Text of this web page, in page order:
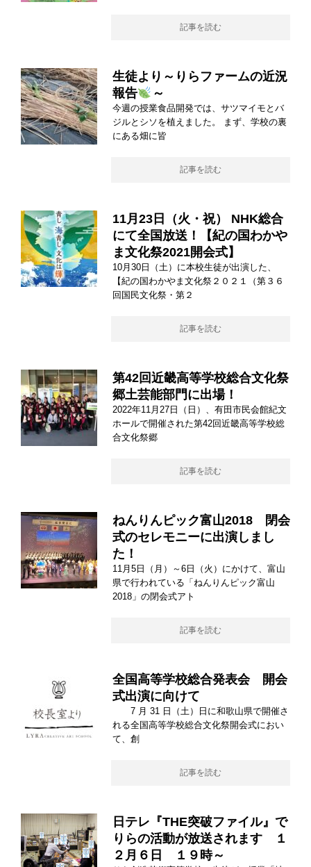
記事を読む
生徒より～りらファームの近況
報告
～
今週の授業食品開発では、サツマイモとバ
ジルとシソを植えました。 まず、学校の裏
にある畑に皆
記事を読む
11月23日（火・祝） NHK総合
にて全国放送！【紀の国わかや
ま文化祭2021開会式】
10月30日（土）に本校生徒が出演した、
【紀の国わかやま文化祭２０２１（第３６
回国民文化祭・第２
記事を読む
第42回近畿高等学校総合文化祭
郷土芸能部門に出場！
2022年11月27日（日）、有田市民会館紀文
ホールで開催された第42回近畿高等学校総
合文化祭郷
記事を読む
ねんりんピック富山2018 閉会
式のセレモニーに出演しまし
た！
11月5日（月）～6日（火）にかけて、富山
県で行われている「ねんりんピック富山
2018」の閉会式アト
記事を読む
全国高等学校総合発表会 開会
式出演に向けて
7 月 31 日（土）日に和歌山県で開催さ
れる全国高等学校総合文化祭開会式におい
て、創
記事を読む
日テレ『THE突破ファイル』で
りらの活動が放送されます １
２月６日 １９時～